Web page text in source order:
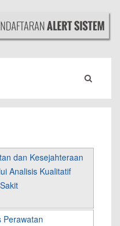
dan Kesejahteraan
Analisis Kualitatif
Perawatan